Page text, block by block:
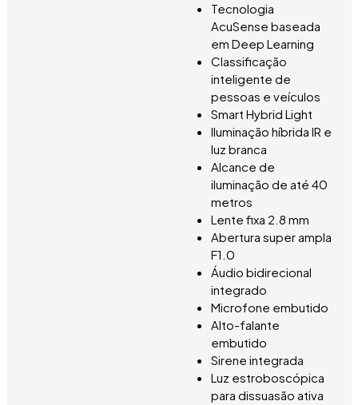
Tecnologia
AcuSense baseada
em Deep Learning
Classificação
inteligente de
pessoas e veículos
Smart Hybrid Light
Iluminação híbrida IR e
luz branca
Alcance de
iluminação de até 40
metros
Lente fixa 2.8 mm
Abertura super ampla
F1.0
Áudio bidirecional
integrado
Microfone embutido
Alto-falante
embutido
Sirene integrada
Luz estroboscópica
para dissuasão ativa